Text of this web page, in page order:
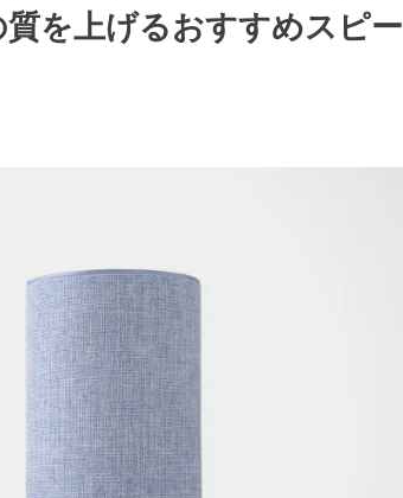
を上げるおすすめスピー